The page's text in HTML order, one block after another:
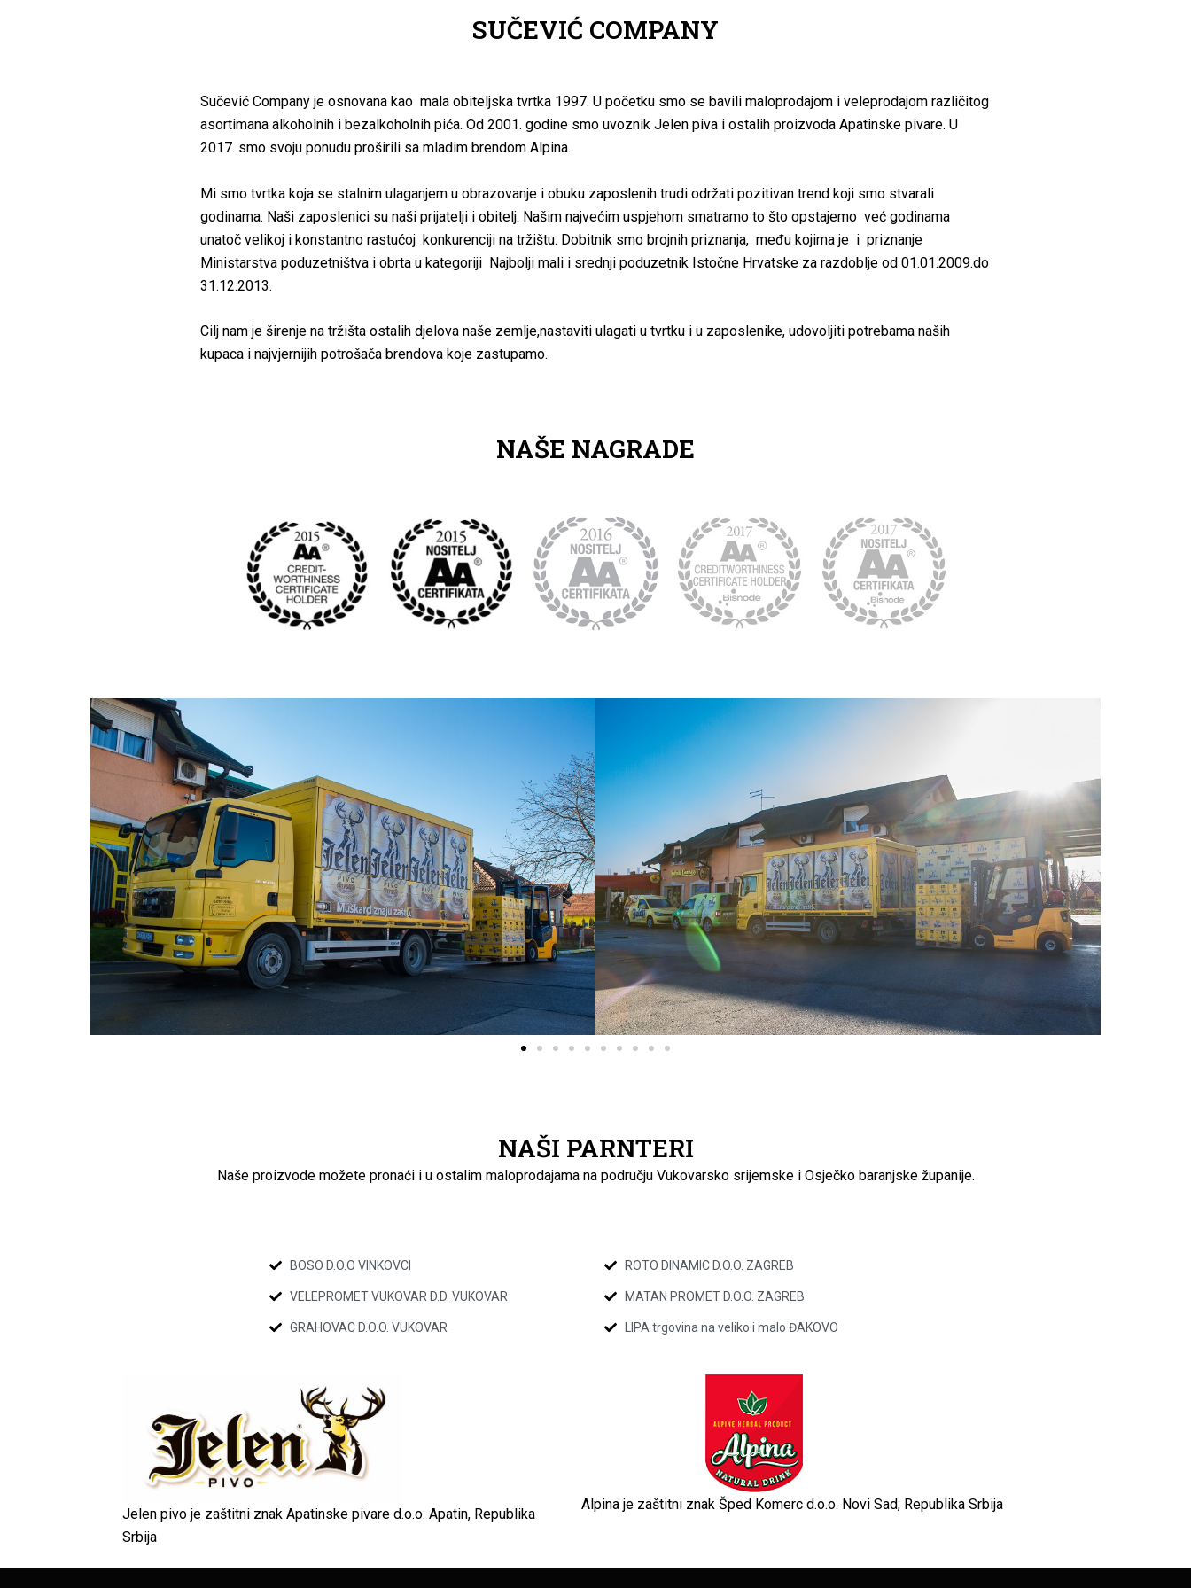
SUČEVIĆ COMPANY
Sučević Company je osnovana kao mala obiteljska tvrtka 1997. U početku smo se bavili maloprodajom i veleprodajom različitog
asortimana alkoholnih i bezalkoholnih pića. Od 2001. godine smo uvoznik Jelen piva i ostalih proizvoda Apatinske pivare. U
2017. smo svoju ponudu proširili sa mladim brendom Alpina.
Mi smo tvrtka koja se stalnim ulaganjem u obrazovanje i obuku zaposlenih trudi održati pozitivan trend koji smo stvarali
godinama. Naši zaposlenici su naši prijatelji i obitelj. Našim najvećim uspjehom smatramo to što opstajemo već godinama
unatoč velikoj i konstantno rastućoj konkurenciji na tržištu. Dobitnik smo brojnih priznanja, među kojima je i priznanje
Ministarstva poduzetništva i obrta u kategoriji Najbolji mali i srednji poduzetnik Istočne Hrvatske za razdoblje od 01.01.2009.do
31.12.2013.
Cilj nam je širenje na tržišta ostalih djelova naše zemlje,nastaviti ulagati u tvrtku i u zaposlenike, udovoljiti potrebama naših
kupaca i najvjernijih potrošača brendova koje zastupamo.
NAŠE NAGRADE
NAŠI PARNTERI
Naše proizvode možete pronaći i u ostalim maloprodajama na području Vukovarsko srijemske i Osječko baranjske županije.
BOSO D.O.O VINKOVCI
VELEPROMET VUKOVAR D.D. VUKOVAR
GRAHOVAC D.O.O. VUKOVAR
ROTO DINAMIC D.O.O. ZAGREB
MATAN PROMET D.O.O. ZAGREB
LIPA trgovina na veliko i malo ĐAKOVO
Jelen pivo je zaštitni znak Apatinske pivare d.o.o. Apatin, Republika
Srbija
Alpina je zaštitni znak Šped Komerc d.o.o. Novi Sad, Republika Srbija